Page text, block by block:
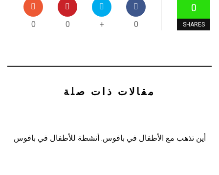
0
SHARES
0
+
0
0
مقالات ذات صلة
أين تذهب مع الأطفال في بافوس. أنشطة للأطفال في بافوس